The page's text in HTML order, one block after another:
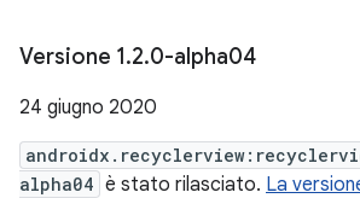
Versione 1.2.0-alpha04
24 giugno 2020
alpha04 è stato rilasciato. La